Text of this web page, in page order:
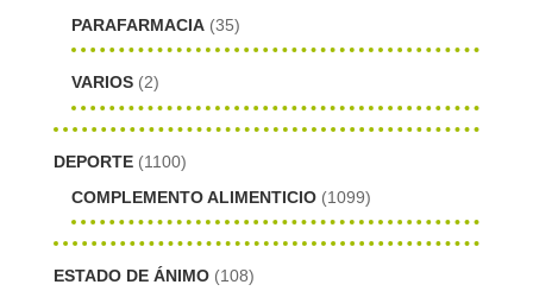
PARAFARMACIA (35)
VARIOS (2)
DEPORTE (1100)
COMPLEMENTO ALIMENTICIO (1099)
ESTADO DE ÁNIMO (108)